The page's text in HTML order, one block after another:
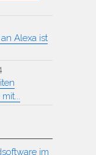
Alexa ist
im